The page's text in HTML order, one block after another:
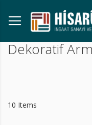
to
Content
Dekoratif
10 Items